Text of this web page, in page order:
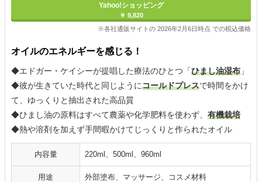
Yahoo!ショッピング
￥ 9,820
※各社通販サイトの 2026年2月6日時点 での税込価格
オイルのエネルギーを感じる！
◆エドガー・ケイシーが提唱した療法のひとつ「ひまし油湿布 」
◆彼が生きていた時代と同じようにコールドプレスで時間をかけ
て、ゆっくりと抽出された高品質
◆ひまし油の原料はすべて農薬や化学肥料を使わず、 有機栽培
◆熱や溶剤を加えず手間暇かけてじっくりと作られたオイル
内容量 220ml、500ml、960ml
用途 外部塗布、マッサージ、コスメ材料